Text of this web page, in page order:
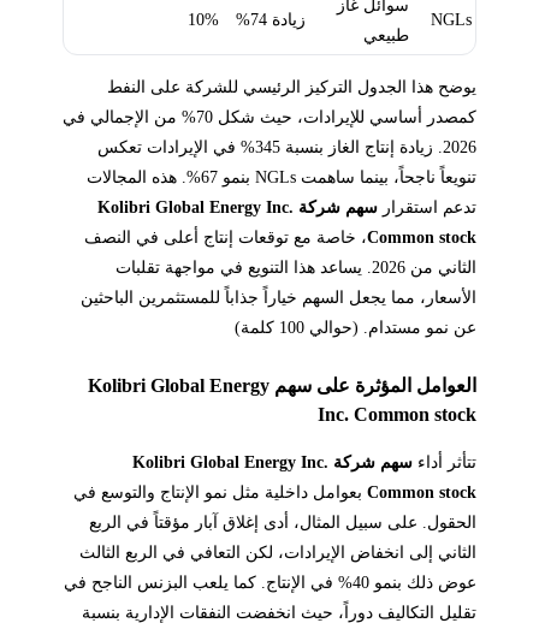
NGLs
سوائل غاز
طبيعي
زيادة 74% 10%
يوضح هذا الجدول التركيز الرئيسي للشركة على النفط
كمصدر أساسي للإيرادات، حيث شكل 70% من الإجمالي في
2026. زيادة إنتاج الغاز بنسبة 345% في الإيرادات تعكس
تنويعاً ناجحاً، بينما ساهمت NGLs بنمو 67%. هذه المجالات
تدعم استقرار
سهم شركة Kolibri Global Energy Inc.
Common stock، خاصة مع توقعات إنتاج أعلى في النصف
الثاني من 2026. يساعد هذا التنويع في مواجهة تقلبات
الأسعار، مما يجعل السهم خياراً جذاباً للمستثمرين الباحثين
عن نمو مستدام. (حوالي 100 كلمة)
العوامل المؤثرة على سهم Kolibri Global Energy
Inc. Common stock
تتأثر أداء
سهم شركة Kolibri Global Energy Inc.
Common stockبعوامل داخلية مثل نمو الإنتاج والتوسع في
الحقول. على سبيل المثال، أدى إغلاق آبار مؤقتاً في الربع
الثاني إلى انخفاض الإيرادات، لكن التعافي في الربع الثالث
عوض ذلك بنمو 40% في الإنتاج. كما يلعب البزنس الناجح في
تقليل التكاليف دوراً، حيث انخفضت النفقات الإدارية بنسبة